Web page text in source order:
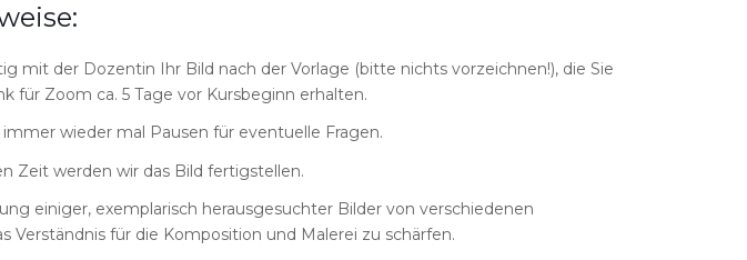
mit der Dozentin Ihr Bild nach der Vorlage (bitte nichts vorzeichnen!), die Sie
für Zoom ca. 5 Tage vor Kursbeginn erhalten.
wieder mal Pausen für eventuelle Fragen.
Zeit werden wir das Bild fertigstellen.
einiger, exemplarisch herausgesuchter Bilder von verschiedenen
Verständnis für die Komposition und Malerei zu schärfen.